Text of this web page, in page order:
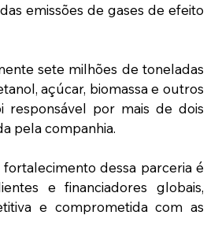
emissões de gases de efeito
sete milhões de toneladas
açúcar, biomassa e outros
responsável por mais de dois
pela companhia.
dessa parceria é
e financiadores globais,
e comprometida com as